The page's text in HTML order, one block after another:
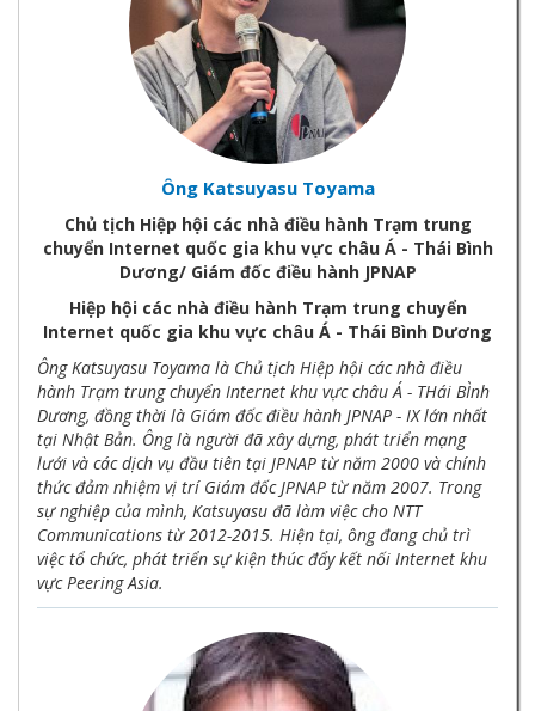
Ông Katsuyasu Toyama
Chủ tịch Hiệp hội các nhà điều hành Trạm trung
chuyển Internet quốc gia khu vực châu Á - Thái Bình
Dương/ Giám đốc điều hành JPNAP
Hiệp hội các nhà điều hành Trạm trung chuyển
Internet quốc gia khu vực châu Á - Thái Bình Dương
Ông Katsuyasu Toyama là Chủ tịch Hiệp hội các nhà điều
hành Trạm trung chuyển Internet khu vực châu Á - THái BÌnh
Dương, đồng thời là Giám đốc điều hành JPNAP - IX lớn nhất
tại Nhật Bản. Ông là người đã xây dựng, phát triển mạng
lưới và các dịch vụ đầu tiên tại JPNAP từ năm 2000 và chính
thức đảm nhiệm vị trí Giám đốc JPNAP từ năm 2007. Trong
sự nghiệp của mình, Katsuyasu đã làm việc cho NTT
Communications từ 2012-2015. Hiện tại, ông đang chủ trì
việc tổ chức, phát triển sự kiện thúc đẩy kết nối Internet khu
vực Peering Asia.